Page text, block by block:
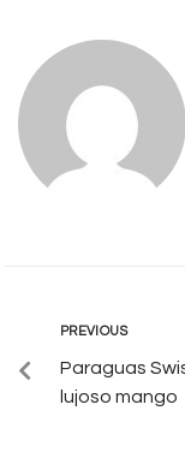
PREVIOUS
Paraguas
lujoso mango